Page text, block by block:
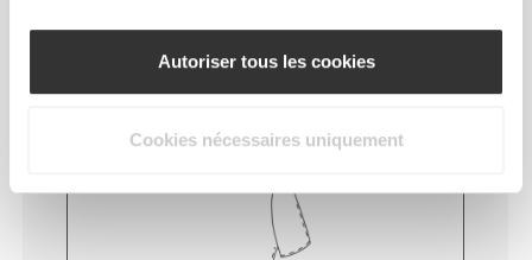
Autoriser tous les cookies
Cookies nécessaires uniquement
Cet article